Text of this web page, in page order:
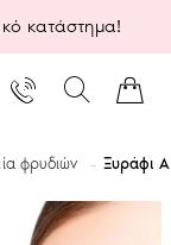
κατάστημα!
φρυδιών Ξυράφι